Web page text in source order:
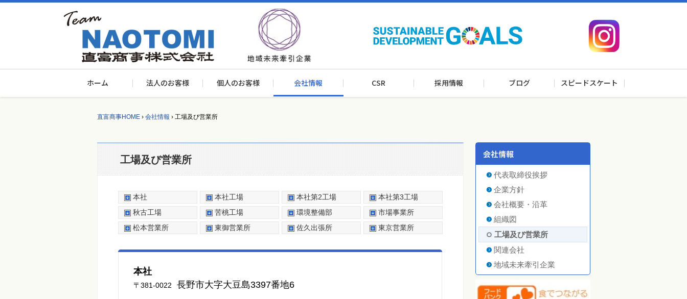
ホーム 法人のお客様 個人のお客様 会社情報 CSR 採用情報 ブログ スピードスケート
直富商事HOME› 会社情報 › 工場及び営業所
工場及び営業所
本社 本社工場 本社第2工場
本社第3工場
秋古工場
苦桃工場 環境整備部
市場事業所
松本営業所
東御営業所 佐久出張所 東京営業所
本社
〒381-0022 長野市大字大豆島3397番地6
代表取締役挨拶
企業方針
会社概要・沿革
組織図
工場及び営業所
関連会社
地域未来牽引企業